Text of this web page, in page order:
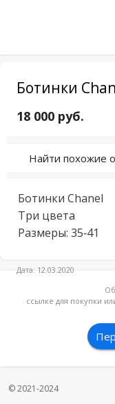
Ботинки
18 000 руб.
Найти похожие
Ботинки Chanel
Три цвета
Размеры: 35-41
Дата: 12.03.2020
ссылке для покупки
© 2021-2024